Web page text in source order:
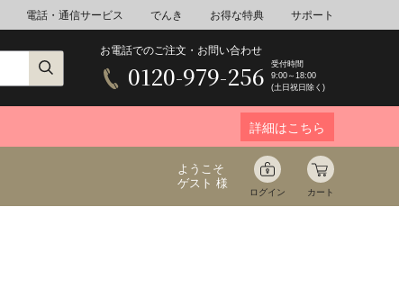
電話・通信サービス でんき お得な特典 サポート
お電話でのご注文・お問い合わせ
0120-979-256
受付時間
9:00～18:00
(土日祝日除く)
詳細はこちら
ようこそ
ゲスト 様
ログイン カート